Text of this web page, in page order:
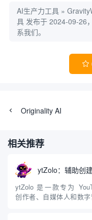
AI生产力工具 »
具 发布于 2024-09-26
系我们。

Originality AI
相关推荐
ytZolo 是一款专为
创作者、自媒体人和数字